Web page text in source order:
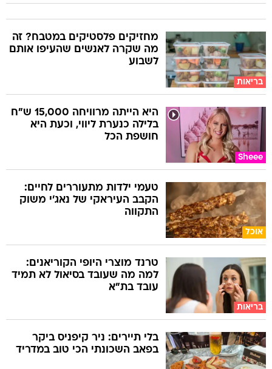
בריאות
מחזיקים פלסטיקים במטבח? זה
מה שקרה לאנשים שהעיפו אותם
לשבוע
Sheee
היא הייתה מרוויחה 15,000 ש"ח
בלילה כנערת ליווי, וכעת היא
חושפת הכל
אוכל
טעמי ילדות מתעוררים לחיים:
הקבב העיראקי של נאג׳י משוק
התקווה
בריאות
טרנד מוצרי היופי הקוריאנים:
למה מה שעובד בסיאול לא תמיד
עובד בת"א
בלי תיירים: ניר קיפניס ביקר
בפאב השכונתי הכי טוב במדריד